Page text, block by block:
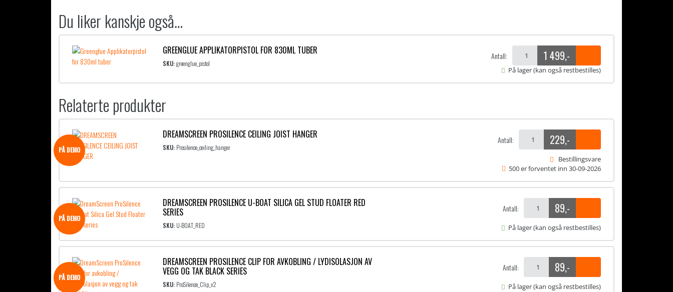
Du liker kanskje også…
GREENGLUE APPLIKATORPISTOL FOR 830ML TUBER
SKU:greenglue_pistol
Antall: 1 499,-
På lager (kan også restbestilles)
Relaterte produkter
PÅ DEMO
DREAMSCREEN PROSILENCE CEILING JOIST HANGER
SKU: Prosilence_ceiling_hanger
Antall: 229,-
Bestillingsvare
500 er forventet inn 30-09-2026
PÅ DEMO
DREAMSCREEN PROSILENCE U-BOAT SILICA GEL STUD FLOATER RED
SERIES
SKU: U-BOAT_RED
Antall: 89,-
På lager (kan også restbestilles)
PÅ DEMO
DREAMSCREEN PROSILENCE CLIP FOR AVKOBLING / LYDISOLASJON AV
VEGG OG TAK BLACK SERIES
SKU: ProSilence_Clip_v2
Antall: 89,-
På lager (kan også restbestilles)